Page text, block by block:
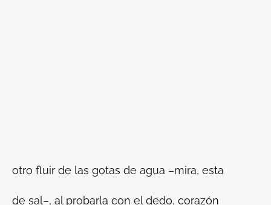
otro fluir de las gotas de agua –mira, esta
de sal–, al probarla con el dedo, corazón